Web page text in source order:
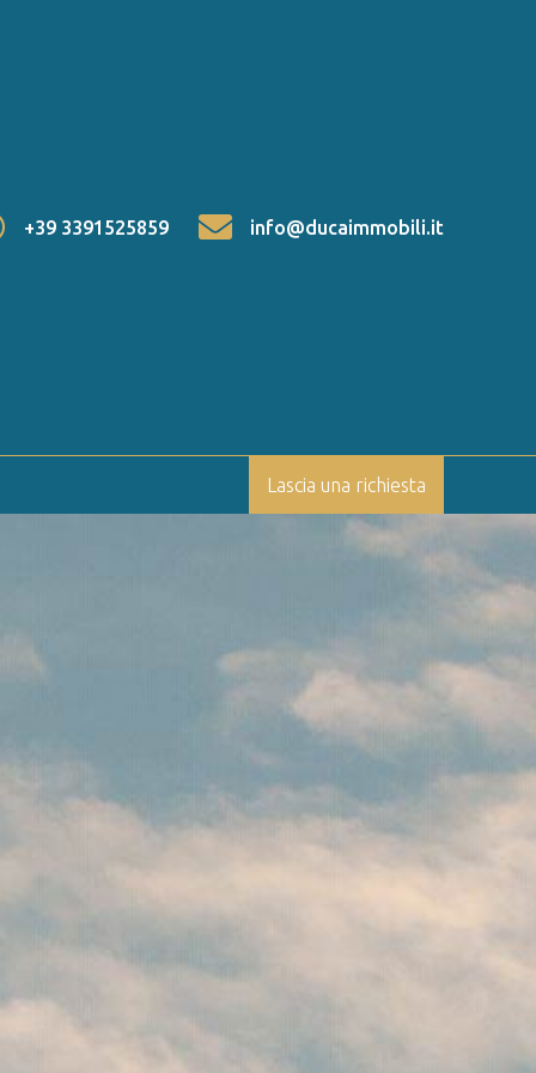
+39 3391525859 info@ducaimmobili.it
Lascia una richiesta